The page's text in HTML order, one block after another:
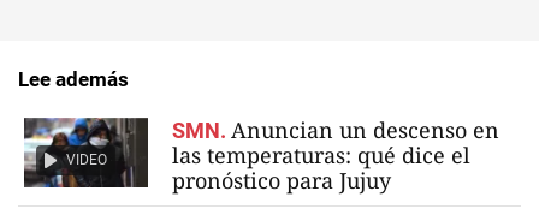
Lee además
VIDEO
SMN. Anuncian un descenso en
las temperaturas: qué dice el
pronóstico para Jujuy